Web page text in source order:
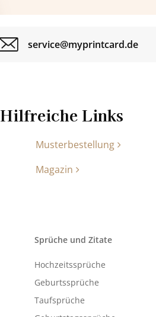
service@myprintcard.de
Hilfreiche Links
Musterbestellung
Magazin
Sprüche und Zitate
Hochzeitssprüche
Geburtssprüche
Taufsprüche